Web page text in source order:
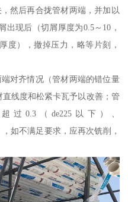
然后再合拢管材两端，并加以
现后（切屑厚度为0.5～10，
度），撤掉压力，略等片刻，
对齐情况（管材两端的错位量
线度和松紧卡瓦予以改善；管
0.3（de225以下）、
，如不满足要求，应再次铣削，